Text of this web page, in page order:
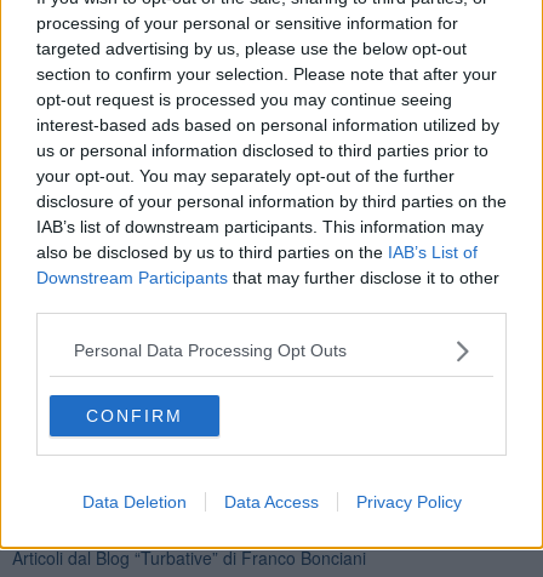
processing of your personal or sensitive information for
targeted advertising by us, please use the below opt-out
section to confirm your selection. Please note that after your
opt-out request is processed you may continue seeing
interest-based ads based on personal information utilized by
us or personal information disclosed to third parties prior to
your opt-out. You may separately opt-out of the further
disclosure of your personal information by third parties on the
IAB’s list of downstream participants. This information may
also be disclosed by us to third parties on the IAB’s List of
Downstream Participants that may further disclose it to other
Personal Data Processing Opt Outs
CONFIRM
Data Deletion Data Access Privacy Policy
si circondano di gente chenon possa creare problemiin futuro,
che si pensagrataefedele, innocua. E, scava scava, si arriva al
quadro attuale: quegli stessi personaggi scrivono e firmano leggi,
magari diventano sindaci, assessori, addirittura ministri.
Finirà che dovremo cambiarel'articolo unodellaCostituzione
l'Italia è una repubblica democratica fondata sull'Utile Idiota.
Buon voto a tutti!
Franco Bonciani
Newsletter QUInews - ToscanaMedia.
alle 20:00 direttamente nella tua casella di posta.
Ti potrebbe interessare anche:
Articoli dal Blog “Turbative” di Franco Bonciani